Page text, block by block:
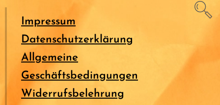
Impressum
Datenschutzerklärung
Allgemeine
Geschäftsbedingungen
Widerrufsbelehrung